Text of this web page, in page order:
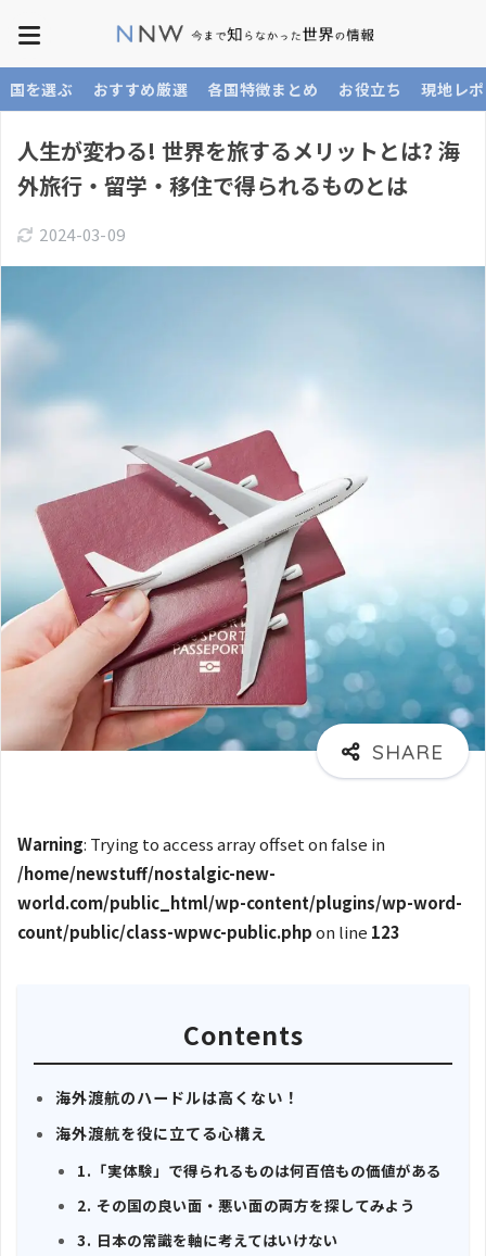
国を選ぶ おすすめ厳選 各国特徴まとめ お役立ち 現地レ
人生が変わる! 世界を旅するメリットとは? 海
外旅行・留学・移住で得られるものとは
2024-03-09
Warning: Trying to access array offset on false in
/home/newstuff/nostalgic-new-
world.com/public_html/wp-content/plugins/wp-word-
count/public/class-wpwc-public.phpon line 123
Contents
海外渡航のハードルは高くない！
海外渡航を役に立てる心構え
1.「実体験」で得られるものは何百倍もの価値がある
2. その国の良い面・悪い面の両方を探してみよう
3. 日本の常識を軸に考えてはいけない